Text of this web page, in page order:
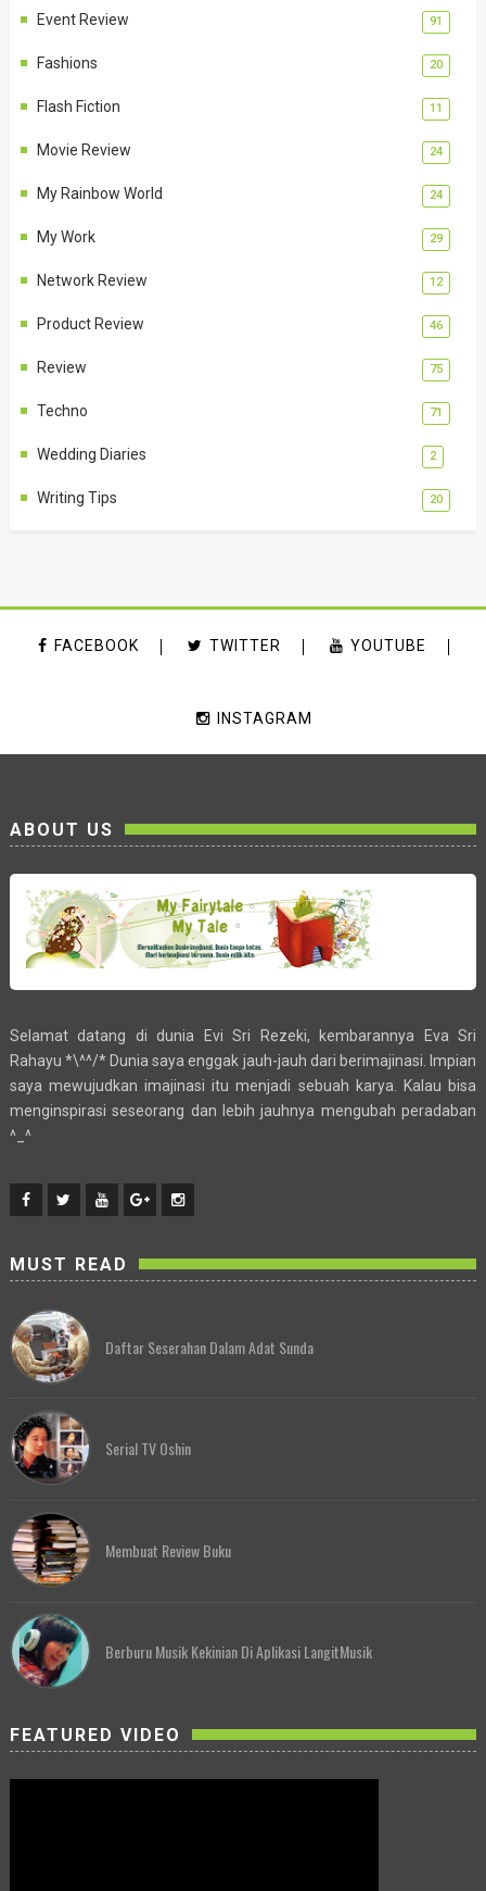
Event Review 91
Fashions 20
Flash Fiction 11
Movie Review 24
My Rainbow World 24
My Work 29
Network Review 12
Product Review 46
Review 75
Techno 71
Wedding Diaries 2
Writing Tips 20
FACEBOOK TWITTER YOUTUBE
INSTAGRAM
ABOUT US
Selamat datang di dunia Evi Sri Rezeki, kembarannya Eva Sri
Rahayu *\^^/* Dunia saya enggak jauh-jauh dari berimajinasi. Impian
saya mewujudkan imajinasi itu menjadi sebuah karya. Kalau bisa
menginspirasi seseorang dan lebih jauhnya mengubah peradaban
^_^
MUST READ
Daftar Seserahan Dalam Adat Sunda
Serial TV Oshin
Membuat Review Buku
Berburu Musik Kekinian Di Aplikasi LangitMusik
FEATURED VIDEO